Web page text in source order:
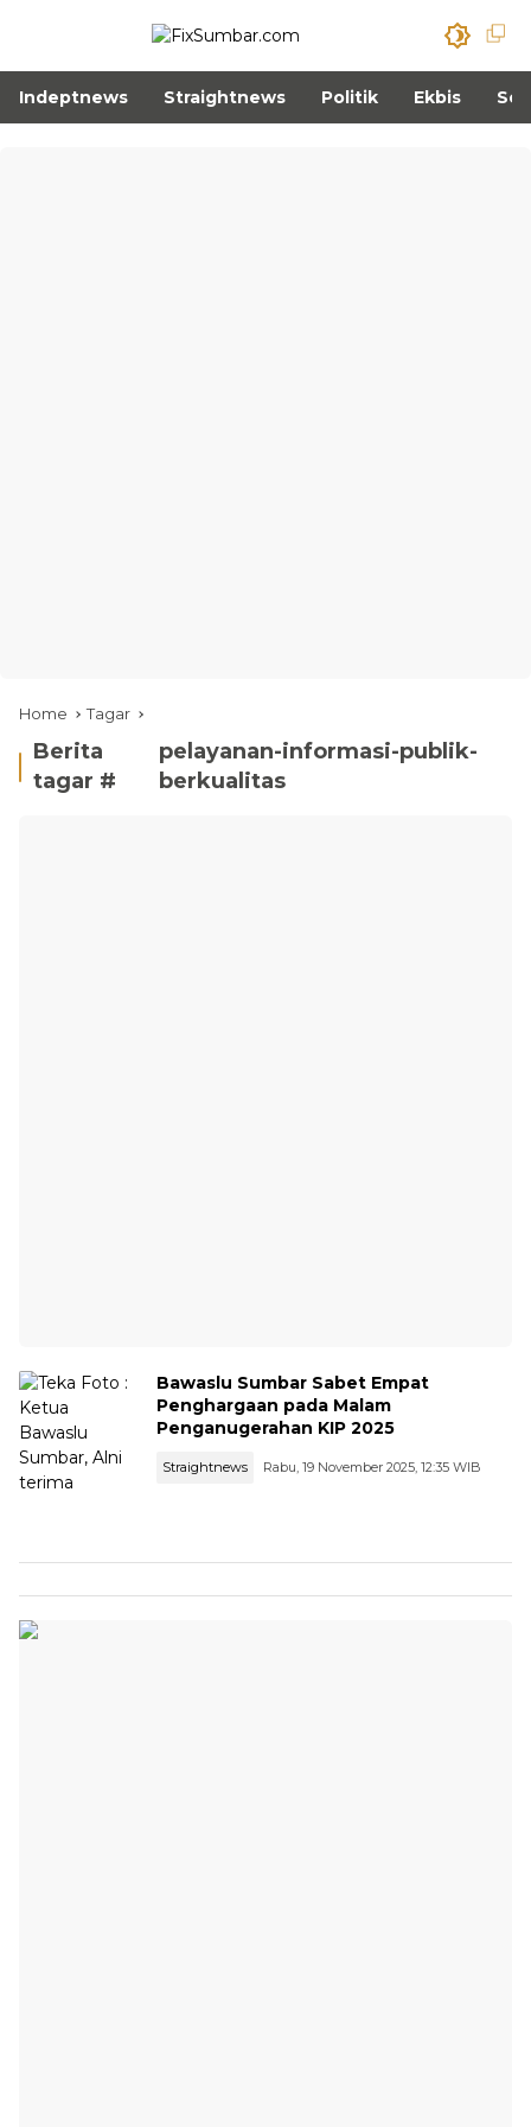
Indeptnews Straightnews Politik Ekbis
Home Tagar
Berita
tagar #
pelayanan-informasi-publik-
berkualitas
Bawaslu Sumbar Sabet Empat
Penghargaan pada Malam
Penganugerahan KIP 2025
Straightnews Rabu, 19 November 2025, 12:35 WIB